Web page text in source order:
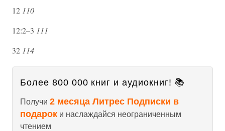
12 110
12:2–3 111
32 114
Более 800 000 книг и аудиокниг! 📚
Получи 2 месяца Литрес Подписки в
подарок и наслаждайся неограниченным
чтением